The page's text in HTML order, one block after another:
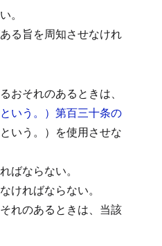
。
る旨を周知させなけれ
それのあるときは、
いう。）第百三十条の
いう。）を使用させな
ばならない。
ければならない。
れのあるときは、当該